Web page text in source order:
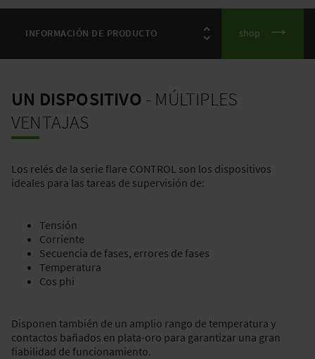
shop
UN DISPOSITIVO - MÚLTIPLES
VENTAJAS
Los relés de la serie flare CONTROL son los dispositivos
ideales para las tareas de supervisión de:
Tensión
Corriente
Secuencia de fases, errores de fases
Temperatura
Cos phi
Disponen también de un amplio rango de temperatura y
contactos bañados en plata-oro para garantizar una gran
fiabilidad de funcionamiento.